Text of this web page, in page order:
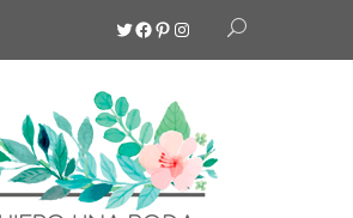
Twitter
Facebook
Pinterest
Instagram